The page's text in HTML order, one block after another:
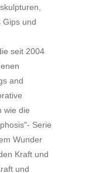
Gips und
seit 2004
and
wie die
Serie
Wunder
Kraft und
und